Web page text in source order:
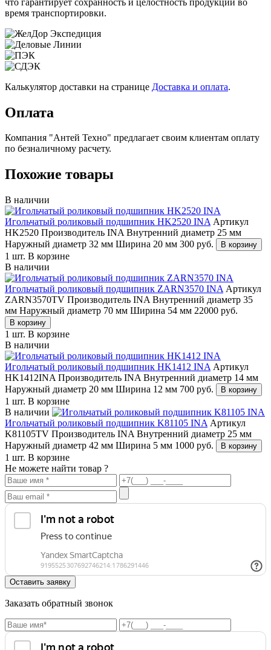
время транспортировки.
Калькулятор доставки на странице Доставка и оплата.
Оплата
Компания "Антей Техно" предлагает своим клиентам оплату
по безналичному расчету.
Похожие товары
В наличии
Игольчатый роликовый подшипник HK2520 INA Артикул
HK2520 Производитель INA Внутренний диаметр 25 мм
Наружный диаметр 32 мм Ширина 20 мм 300 руб. В корзину
1 шт. В корзине
В наличии
Игольчатый роликовый подшипник ZARN3570 INA Артикул
ZARN3570TV Производитель INA Внутренний диаметр 35
мм Наружный диаметр 70 мм Ширина 54 мм 22000 руб.
В корзину
1 шт. В корзине
В наличии
Игольчатый роликовый подшипник HK1412 INA Артикул
HK1412INA Производитель INA Внутренний диаметр 14 мм
Наружный диаметр 20 мм Ширина 12 мм 700 руб. В корзину
1 шт. В корзине
В наличии
Игольчатый роликовый подшипник K81105 INA Артикул
K81105TV Производитель INA Внутренний диаметр 25 мм
Наружный диаметр 42 мм Ширина 5 мм 1000 руб. В корзину
1 шт. В корзине
Не можете найти товар ?
Заказать обратный звонок